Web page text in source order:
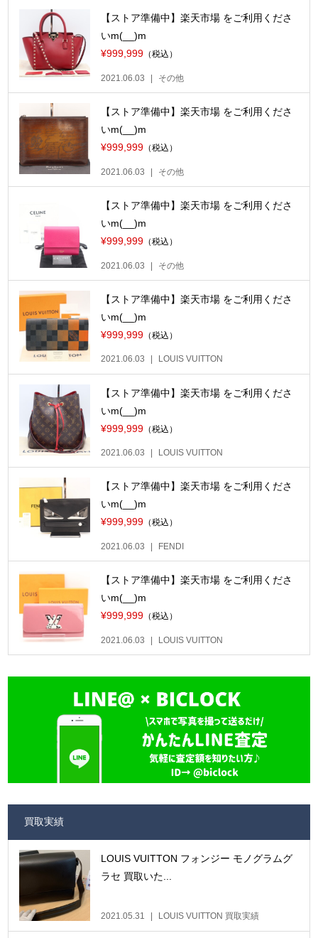
【ストア準備中】楽天市場 をご利用くださ
いm(__)m
¥999,999 （税込）
2021.06.03 その他
【ストア準備中】楽天市場 をご利用くださ
いm(__)m
¥999,999 （税込）
2021.06.03 その他
【ストア準備中】楽天市場 をご利用くださ
いm(__)m
¥999,999 （税込）
2021.06.03 その他
【ストア準備中】楽天市場 をご利用くださ
いm(__)m
¥999,999 （税込）
2021.06.03 LOUIS VUITTON
【ストア準備中】楽天市場 をご利用くださ
いm(__)m
¥999,999 （税込）
2021.06.03 LOUIS VUITTON
【ストア準備中】楽天市場 をご利用くださ
いm(__)m
¥999,999 （税込）
2021.06.03 FENDI
【ストア準備中】楽天市場 をご利用くださ
いm(__)m
¥999,999 （税込）
2021.06.03 LOUIS VUITTON
買取実績
LOUIS VUITTON フォンジー モノグラムグ
ラセ 買取いた...
2021.05.31 LOUIS VUITTON 買取実績